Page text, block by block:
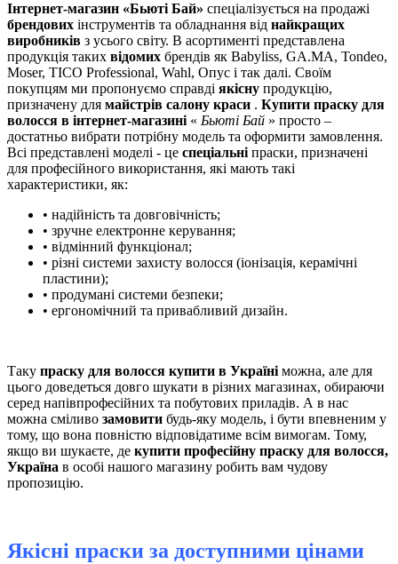
Інтернет-магазин «Бьюті Бай» спеціалізується на продажі
брендових інструментів та обладнання від найкращих
виробників з усього світу. В асортименті представлена ​​
продукція таких відомих брендів як Babyliss, GA.MA, Tondeo,
Moser, TICO Professional, Wahl, Опус і так далі. Своїм
покупцям ми пропонуємо справді якісну продукцію,
призначену для майстрів салону краси . Купити праску для
волосся в інтернет-магазині « Бьюті Бай » просто –
достатньо вибрати потрібну модель та оформити замовлення.
Всі представлені моделі - це спеціальні праски, призначені
для професійного використання, які мають такі
характеристики, як:
• надійність та довговічність;
• зручне електронне керування;
• відмінний функціонал;
• різні системи захисту волосся (іонізація, керамічні
пластини);
• продумані системи безпеки;
• ергономічний та привабливий дизайн.
Таку праску для волосся купити в Україні можна, але для
цього доведеться довго шукати в різних магазинах, обираючи
серед напівпрофесійних та побутових приладів. А в нас
можна сміливо замовити будь-яку модель, і бути впевненим у
тому, що вона повністю відповідатиме всім вимогам. Тому,
якщо ви шукаєте, де купити професійну праску для волосся,
Україна в особі нашого магазину робить вам чудову
пропозицію.
Якісні праски за доступними цінами